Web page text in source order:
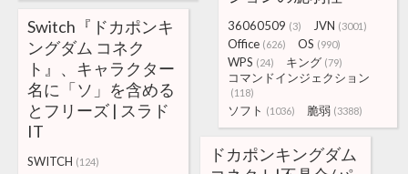
36060509 (3) JVN (3001)
Office (626) OS (990)
WPS (24) キング (79)
コマンドインジェクション
(118)
ソフト (1036) 脆弱 (3388)
Switch『ドカポンキ
ングダム コネク
ト』、キャラクター
名に「ソ」を含める
とフリーズ | スラド
IT
SWITCH (124)
ドカポンキングダム